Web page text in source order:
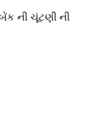
ની ચૂંટણી ની